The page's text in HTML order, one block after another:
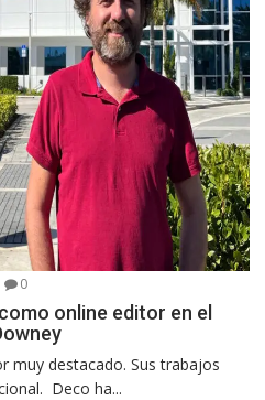
0
online editor en el
muy destacado. Sus trabajos
Deco ha...